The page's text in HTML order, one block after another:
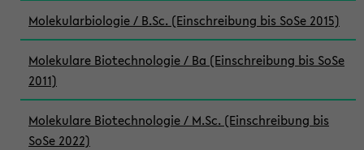
Molekularbiologie / B.Sc. (Einschreibung bis SoSe 2015)
Molekulare Biotechnologie / Ba (Einschreibung bis SoSe
2011)
Molekulare Biotechnologie / M.Sc. (Einschreibung bis
SoSe 2022)